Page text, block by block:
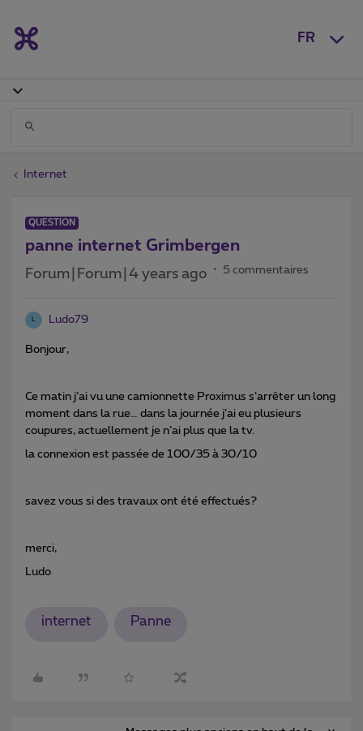
FR
Internet
QUESTION
panne internet Grimbergen
Forum|Forum|4 years ago 5 commentaires
L Ludo79
Bonjour,
Ce matin j’ai vu une camionnette Proximus s’arrêter un long
moment dans la rue… dans la journée j’ai eu plusieurs
coupures, actuellement je n’ai plus que la tv.
la connexion est passée de 100/35 à 30/10
savez vous si des travaux ont été effectués?
merci,
Ludo
internet Panne